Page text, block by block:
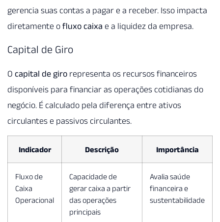
gerencia suas contas a pagar e a receber. Isso impacta
diretamente o fluxo caixa e a liquidez da empresa.
Capital de Giro
O capital de giro representa os recursos financeiros
disponíveis para financiar as operações cotidianas do
negócio. É calculado pela diferença entre ativos
circulantes e passivos circulantes.
Indicador Descrição Importância
Fluxo de
Caixa
Operacional
Capacidade de
gerar caixa a partir
das operações
principais
Avalia saúde
financeira e
sustentabilidade